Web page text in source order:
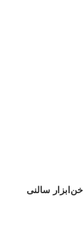
ابزار سالنی